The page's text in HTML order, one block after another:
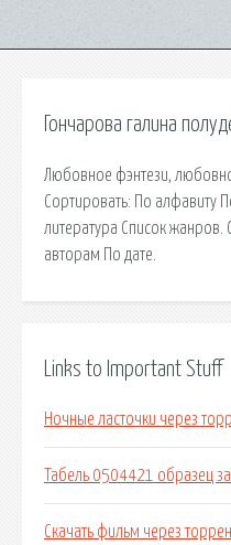
Гончарова галина
Любовное фэнтези,
Сортировать: По алфавиту
литература Список
авторам По дате.
Links to Important Stuff
Ночные ласточки через
Табель 0504421 образец
Скачать фильм через